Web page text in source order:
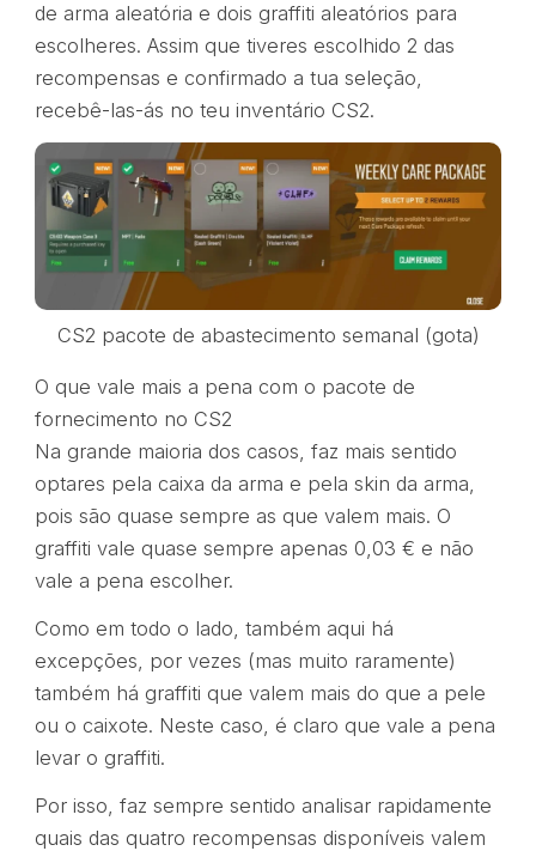
de arma aleatória e dois graffiti aleatórios para
escolheres. Assim que tiveres escolhido 2 das
recompensas e confirmado a tua seleção,
recebê-las-ás no teu inventário CS2.
CS2 pacote de abastecimento semanal (gota)
O que vale mais a pena com o pacote de
fornecimento no CS2
Na grande maioria dos casos, faz mais sentido
optares pela caixa da arma e pela skin da arma,
pois são quase sempre as que valem mais. O
graffiti vale quase sempre apenas 0,03 € e não
vale a pena escolher.
Como em todo o lado, também aqui há
excepções, por vezes (mas muito raramente)
também há graffiti que valem mais do que a pele
ou o caixote. Neste caso, é claro que vale a pena
levar o graffiti.
Por isso, faz sempre sentido analisar rapidamente
quais das quatro recompensas disponíveis valem